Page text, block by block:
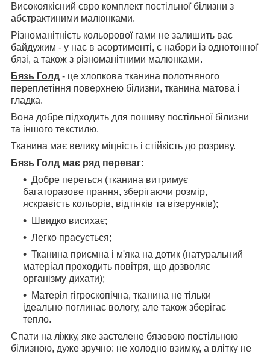
Високоякісний євро комплект постільної білизни з
абстрактиними малюнками.
Різноманітність кольорової гами не залишить вас
байдужим - у нас в асортименті, є набори із однотонної
бязі, а також з різноманітними малюнками.
Бязь Голд - це хлопкова тканина полотняного
переплетіння поверхнею білизни, тканина матова і
гладка.
Вона добре підходить для пошиву постільної білизни
та іншого текстилю.
Тканина має велику міцність і стійкість до розриву.
Бязь Голд має ряд переваг:
Добре переться (тканина витримує
багаторазове прання, зберігаючи розмір,
яскравість кольорів, відтінків та візерунків);
Швидко висихає;
Легко прасується;
Тканина приємна і м'яка на дотик (натуральний
матеріал проходить повітря, що дозволяє
організму дихати);
Матерія гігроскопічна, тканина не тільки
ідеально поглинає вологу, але також зберігає
тепло.
Спати на ліжку, яке застелене бязевою постільною
білизною, дуже зручно: не холодно взимку, а влітку не